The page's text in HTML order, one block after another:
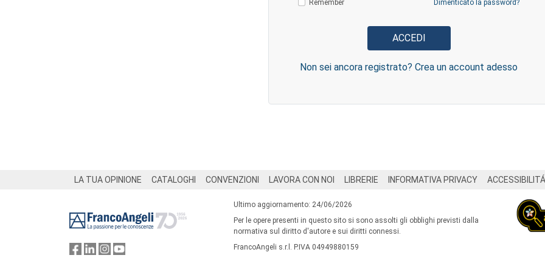
Remember Dimenticato la password?
Non sei ancora registrato? Crea un account adesso
LA TUA OPINIONE CATALOGHI CONVENZIONI LAVORA CON NOI LIBRERIE INFORMATIVA PRIVACY ACCESSIBILITÁ
Ultimo aggiornamento: 24/06/2026
Per le opere presenti in questo sito si sono assolti gli obblighi previsti dalla
normativa sul diritto d'autore e sui diritti connessi.
FrancoAngeli s.r.l. P.IVA 04949880159